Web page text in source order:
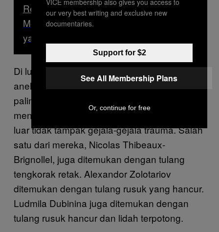
Read Next
Menyambangi Desa Sepi di Jepang
yang Sering Dikunjungi UFO
Di luar perilaku lima anggota lainnya yang
aneh, penemuan empat korban inilah yang
paling mengejutkan. Mereka semua
menderita kematian traumatis, biarpun dari
luar tidak tampak gejala-gejala trauma. Salah
satu dari mereka, Nicolas Thibeaux-
Brignollel, juga ditemukan dengan tulang
tengkorak retak. Alexandor Zolotariov
ditemukan dengan tulang rusuk yang hancur.
Ludmila Dubinina juga ditemukan dengan
tulang rusuk hancur dan lidah terpotong.
our very best writing and exclusive new
documentaries.
Support for $2
See All Membership Plans
Or, continue for free